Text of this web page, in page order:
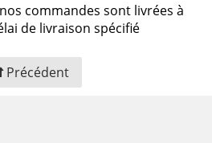
commandes sont livrées à
de livraison spécifié
Précédent